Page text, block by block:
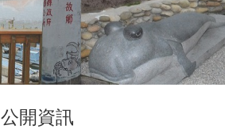
公開資訊